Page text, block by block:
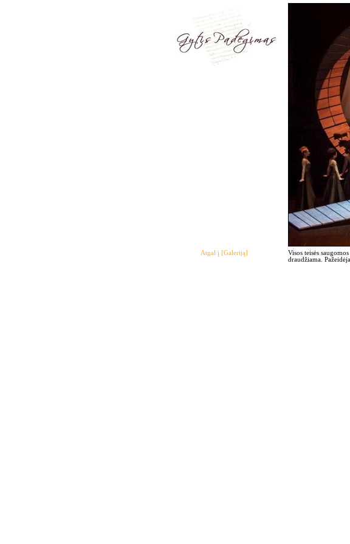
Atgal į [Galeriją]
Visos teisės
draudžiama.